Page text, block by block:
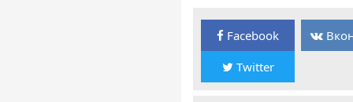
Facebook
Twitter